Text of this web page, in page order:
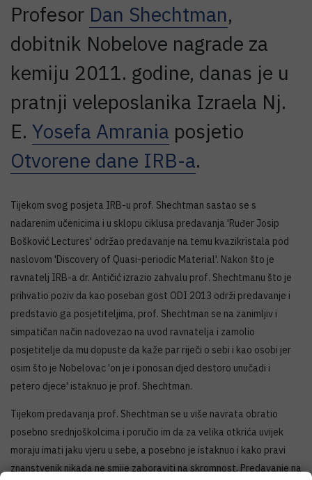
Profesor Dan Shechtman,
dobitnik Nobelove nagrade za
kemiju 2011. godine, danas je u
pratnji veleposlanika Izraela Nj.
E. Yosefa Amrania posjetio
Otvorene dane IRB-a.
Tijekom svog posjeta IRB-u prof. Shechtman sastao se s
nadarenim učenicima i u sklopu ciklusa predavanja 'Ruđer Josip
Bošković Lectures' održao predavanje na temu kvazikristala pod
naslovom 'Discovery of Quasi-periodic Material'. Nakon što je
ravnatelj IRB-a dr. Antičić izrazio zahvalu prof. Shechtmanu što je
prihvatio poziv da kao poseban gost ODI 2013 održi predavanje i
predstavio ga posjetiteljima, prof. Shechtman se na zanimljiv i
simpatičan način nadovezao na uvod ravnatelja i zamolio
posjetitelje da mu dopuste da kaže par riječi o sebi i kao osobi jer
osim što je Nobelovac 'on je i ponosan djed destoro unučadi i
petero djece' istaknuo je prof. Shechtman.
Tijekom predavanja prof. Shechtman se u više navrata obratio
posebno srednjoškolcima i poručio im da za velika otkrića uvijek
moraju imati jaku vjeru u sebe, a posebno je istaknuo i kako pravi
znanstvenik nikada ne smije zaboraviti na skromnost. Predavanje na